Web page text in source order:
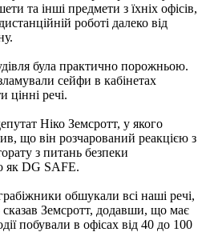
та інші предмети з їхніх офісів,
роботі далеко від
була практично порожньою.
сейфи в кабінетах
цінні речі.
Ніко Земсротт, у якого
що він розчарований реакцією з
з питань безпеки
як DG SAFE.
обшукали всі наші речі,
Земсротт, додавши, що має
побували в офісах від 40 до 100